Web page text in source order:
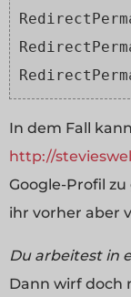
In dem Fall
http://
Google-Profil
ihr vorher aber
Du arbeitest in
Dann wirf doch